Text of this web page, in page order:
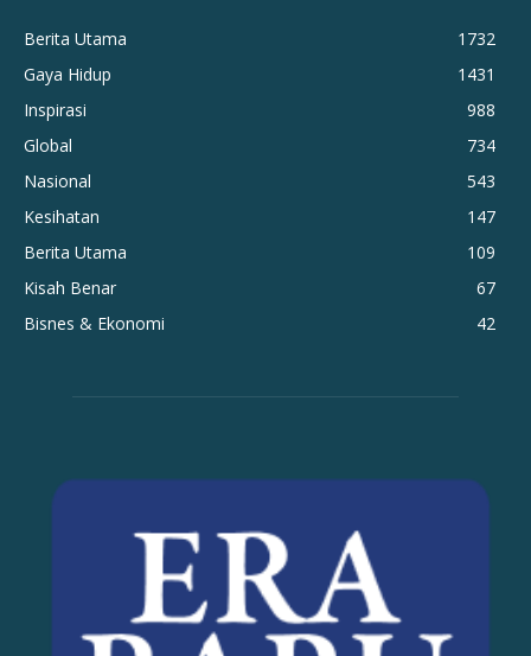
Berita Utama
1732
Gaya Hidup
1431
Inspirasi
988
Global
734
Nasional
543
Kesihatan
147
Berita Utama
109
Kisah Benar
67
Bisnes & Ekonomi
42